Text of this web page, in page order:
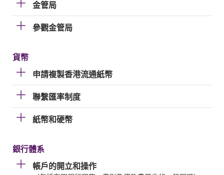
金管局
參觀金管局
貨幣
申請複製香港流通紙幣
聯繫匯率制度
紙幣和硬幣
銀行體系
帳戶的開立和操作